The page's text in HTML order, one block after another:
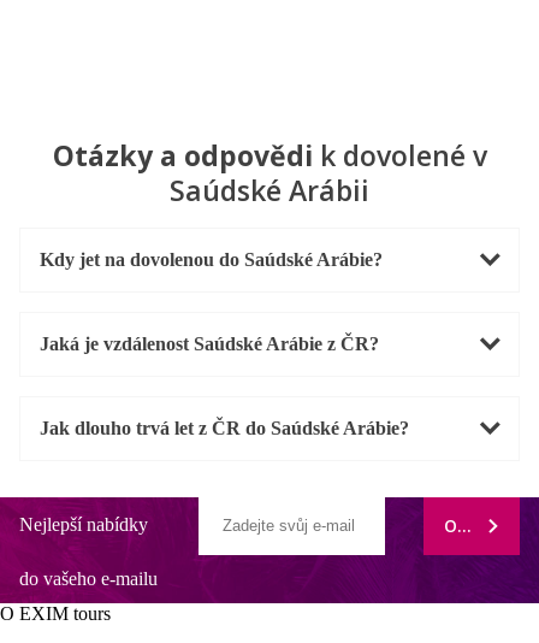
Otázky a odpovědi k dovolené v
Saúdské Arábii
Kdy jet na dovolenou do Saúdské Arábie?
Jaká je vzdálenost Saúdské Arábie z ČR?
Jak dlouho trvá let z ČR do Saúdské Arábie?
Nejlepší nabídky
do vašeho e-mailu
ODEBÍRAT
O EXIM tours